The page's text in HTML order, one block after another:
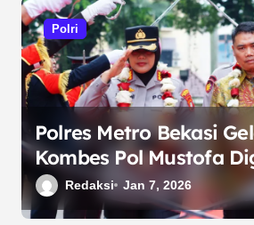
Polri
Polres Metro Bekasi
Kombes Pol Mustofa
Oleh Kombes Pol
Kapolres Metro Bekasi
Redaksi Jan 7, 2026